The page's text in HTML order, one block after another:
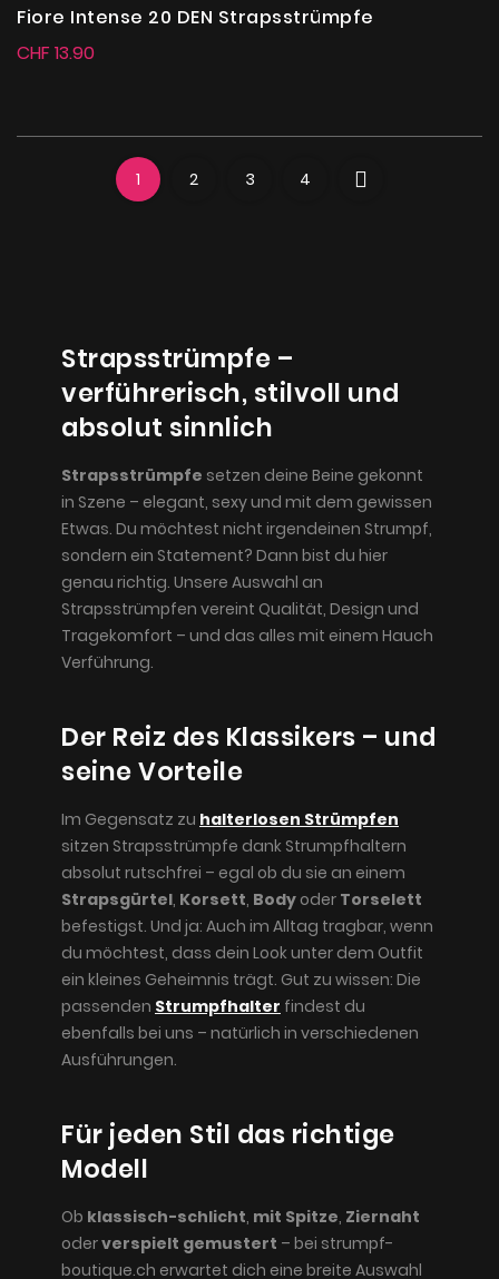
Fiore Intense 20 DEN Strapsstrümpfe
CHF 13.90
1 2 3 4
Strapsstrümpfe –
verführerisch, stilvoll und
absolut sinnlich
Strapsstrümpfe setzen deine Beine gekonnt
in Szene – elegant, sexy und mit dem gewissen
Etwas. Du möchtest nicht irgendeinen Strumpf,
sondern ein Statement? Dann bist du hier
genau richtig. Unsere Auswahl an
Strapsstrümpfen vereint Qualität, Design und
Tragekomfort – und das alles mit einem Hauch
Verführung.
Der Reiz des Klassikers – und
seine Vorteile
Im Gegensatz zu halterlosen Strümpfen
sitzen Strapsstrümpfe dank Strumpfhaltern
absolut rutschfrei – egal ob du sie an einem
Strapsgürtel, Korsett, Body oder Torselett
befestigst. Und ja: Auch im Alltag tragbar, wenn
du möchtest, dass dein Look unter dem Outfit
ein kleines Geheimnis trägt. Gut zu wissen: Die
passenden Strumpfhalter findest du
ebenfalls bei uns – natürlich in verschiedenen
Ausführungen.
Für jeden Stil das richtige
Modell
Ob klassisch-schlicht, mit Spitze, Ziernaht
oderverspielt gemustert – bei strumpf-
boutique.ch erwartet dich eine breite Auswahl